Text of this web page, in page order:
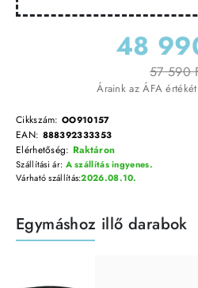
48
57 590
Áraink az ÁFA
Cikkszám: OO910157
EAN: 888392333353
Elérhetőség: Raktáron
Várható szállítás:2026.08.10.
Szállítási ár: A szállítás ingyenes.
Egymáshoz illő darabok